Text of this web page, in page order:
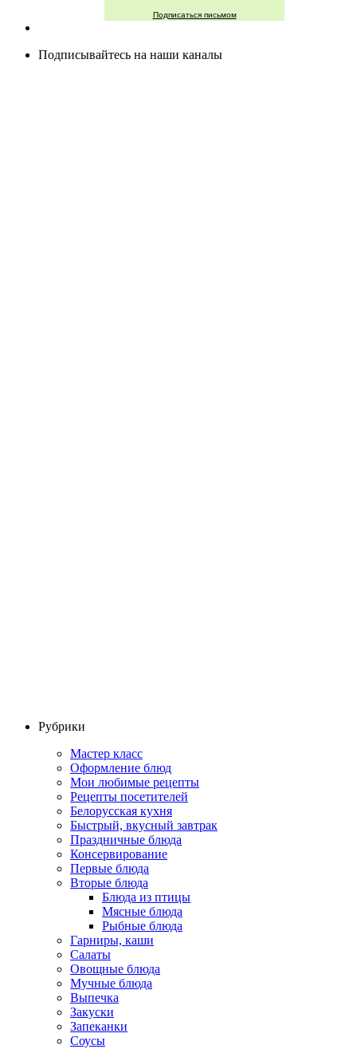
Подписаться письмом
Подписывайтесь на наши каналы
Рубрики
Мастер класс
Оформление блюд
Мои любимые рецепты
Рецепты посетителей
Белорусская кухня
Быстрый, вкусный завтрак
Праздничные блюда
Консервирование
Первые блюда
Вторые блюда
Блюда из птицы
Мясные блюда
Рыбные блюда
Гарниры, каши
Салаты
Овощные блюда
Мучные блюда
Выпечка
Закуски
Запеканки
Соусы